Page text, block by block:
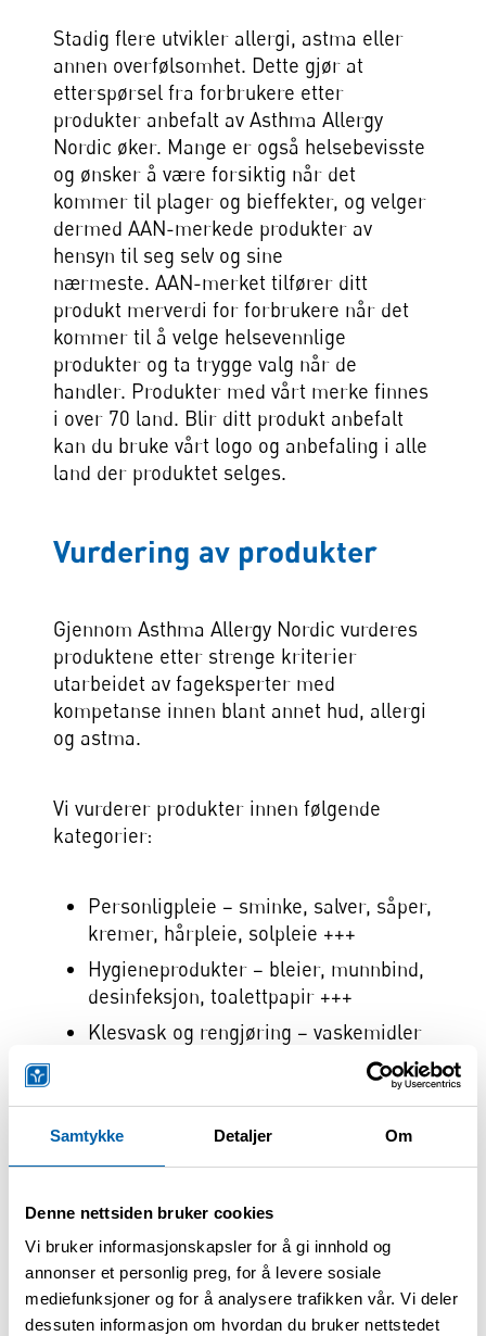
Samtykke Detaljer Om
Denne nettsiden bruker cookies
Vi bruker informasjonskapsler for å gi innhold og
annonser et personlig preg, for å levere sosiale
mediefunksjoner og for å analysere trafikken vår. Vi deler
dessuten informasjon om hvordan du bruker nettstedet
Stadig flere utvikler allergi, astma eller
annen overfølsomhet. Dette gjør at
etterspørsel fra forbrukere etter
produkter anbefalt av Asthma Allergy
Nordic øker. Mange er også helsebevisste
og ønsker å være forsiktig når det
kommer til plager og bieffekter, og velger
dermed AAN-merkede produkter av
hensyn til seg selv og sine
nærmeste. AAN-merket tilfører ditt
produkt merverdi for forbrukere når det
kommer til å velge helsevennlige
produkter og ta trygge valg når de
handler. Produkter med vårt merke finnes
i over 70 land. Blir ditt produkt anbefalt
kan du bruke vårt logo og anbefaling i alle
land der produktet selges.
Vurdering av produkter
Gjennom Asthma Allergy Nordic vurderes
produktene etter strenge kriterier
utarbeidet av fageksperter med
kompetanse innen blant annet hud, allergi
og astma.
Vi vurderer produkter innen følgende
kategorier:
Personligpleie – sminke, salver, såper,
kremer, hårpleie, solpleie +++
Hygieneprodukter – bleier, munnbind,
desinfeksjon, toalettpapir +++
Klesvask og rengjøring – vaskemidler
wipes, sjampo
Følgende produktkategorier over nye
produkter er under utvikling: